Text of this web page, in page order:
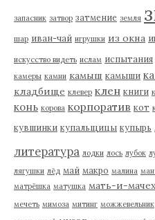
запасник затвор затмение земля
шар иван-чай игрушки из окна
искусство видеть ислам испытания
камеры камни камыш камыши
кладбище клевер клен книги
конь корова корпоратив кот
кувшинки купальщицы купырь
литература лодки лось лубок
лягушки лёд май макро малина
матрёшка матушка мать-и-
мечеть мимоза митинг можжевельник